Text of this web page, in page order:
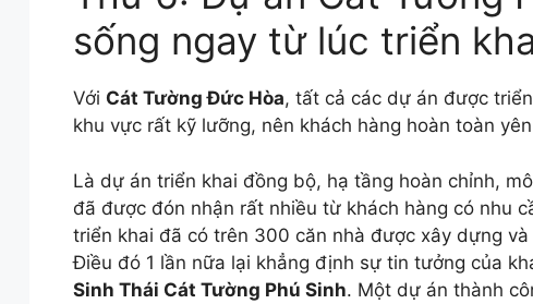
sống ngay từ lúc triển
Với Cát Tường Đức Hòa, tất cả các dự án được
khu vực rất kỹ lưỡng, nên khách hàng hoàn toàn
Là dự án triển khai đồng bộ, hạ tầng hoàn chỉnh,
đã được đón nhận rất nhiều từ khách hàng có nhu
triển khai đã có trên 300 căn nhà được xây dựng và
Điều đó 1 lần nữa lại khẳng định sự tin tưởng của
Sinh Thái Cát Tường Phú Sinh. Một dự án thành